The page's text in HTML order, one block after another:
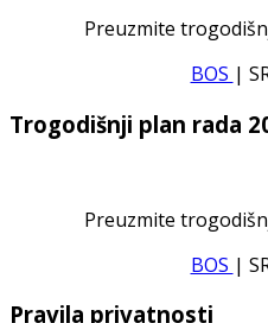
Preuzmite
BOS |
Trogodišnji plan rada
Preuzmite
BOS |
Pravila privatnosti